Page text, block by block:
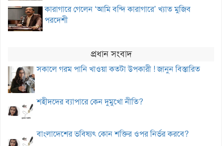
কারাগারে গেলেন ‘আমি বন্দি কারাগারে’ খ্যাত মুজিব
পরদেশী
প্রধান সংবাদ
সকালে গরম পানি খাওয়া কতটা উপকারী ! জানুন বিস্তারিত
শহীদদের ব্যাপারে কেন দুমুখো নীতি?
বাংলাদেশের ভবিষ্যৎ কোন শক্তির ওপর নির্ভর করবে?